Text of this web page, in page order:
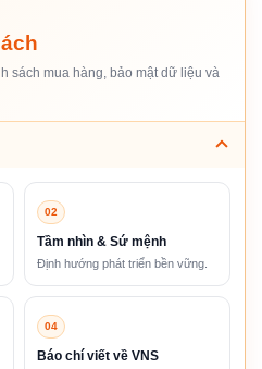
sách mua hàng, bảo mật dữ liệu và
02
Tầm nhìn & Sứ mệnh
Định hướng phát triển bền vững.
04
Báo chí viết về VNS